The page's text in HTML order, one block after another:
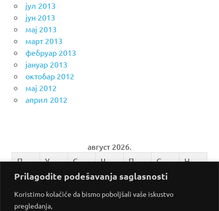
Prilagodite podešavanja saglasnosti
Koristimo kolačiće da bismo poboljšali vaše iskustvo
pregledanja,
јул 2013
јун 2013
мај 2013
март 2013
фебруар 2013
јануар 2013
октобар 2012
мај 2012
април 2012
август 2026.
П
У С Ч П С
Н
1
3
4 5 6 7 8